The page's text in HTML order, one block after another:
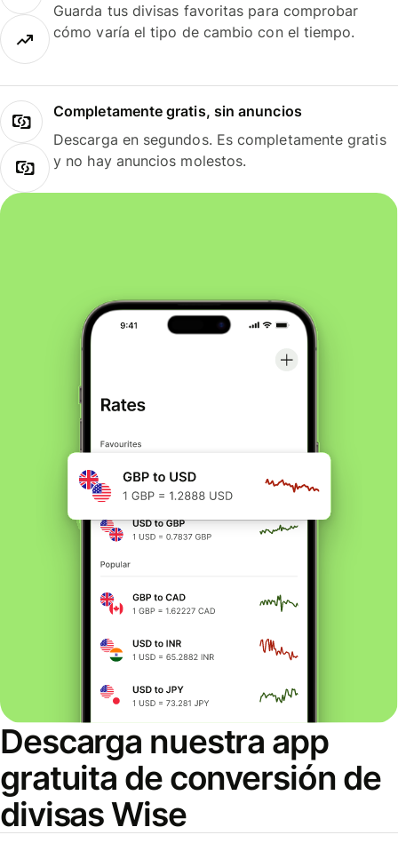
Guarda tus divisas favoritas para comprobar
cómo varía el tipo de cambio con el tiempo.
Completamente gratis, sin anuncios
Descarga en segundos. Es completamente gratis
y no hay anuncios molestos.
Descarga nuestra app
gratuita de conversión de
divisas Wise